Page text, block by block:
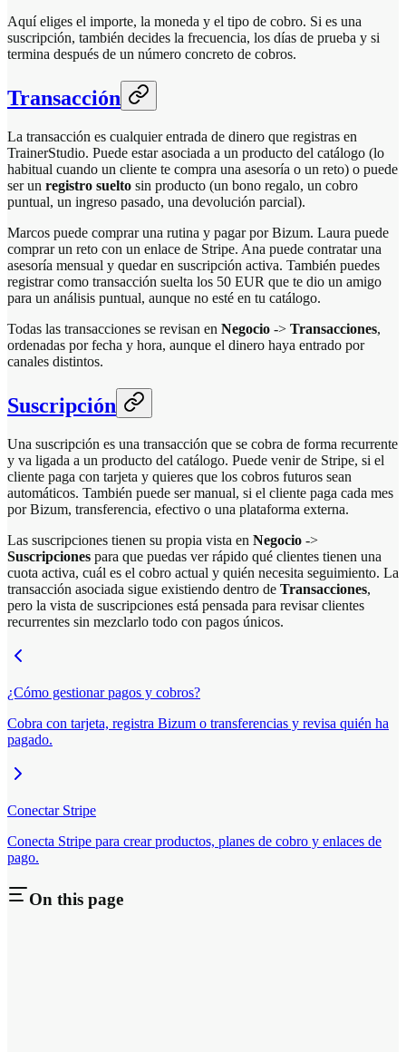
Aquí eliges el importe, la moneda y el tipo de cobro. Si es una
suscripción, también decides la frecuencia, los días de prueba y si
termina después de un número concreto de cobros.
Transacción
La transacción es cualquier entrada de dinero que registras en
TrainerStudio. Puede estar asociada a un producto del catálogo (lo
habitual cuando un cliente te compra una asesoría o un reto) o puede
ser un registro suelto sin producto (un bono regalo, un cobro
puntual, un ingreso pasado, una devolución parcial).
Marcos puede comprar una rutina y pagar por Bizum. Laura puede
comprar un reto con un enlace de Stripe. Ana puede contratar una
asesoría mensual y quedar en suscripción activa. También puedes
registrar como transacción suelta los 50 EUR que te dio un amigo
para un análisis puntual, aunque no esté en tu catálogo.
Todas las transacciones se revisan en Negocio -> Transacciones,
ordenadas por fecha y hora, aunque el dinero haya entrado por
canales distintos.
Suscripción
Una suscripción es una transacción que se cobra de forma recurrente
y va ligada a un producto del catálogo. Puede venir de Stripe, si el
cliente paga con tarjeta y quieres que los cobros futuros sean
automáticos. También puede ser manual, si el cliente paga cada mes
por Bizum, transferencia, efectivo o una plataforma externa.
Las suscripciones tienen su propia vista en Negocio ->
Suscripciones para que puedas ver rápido qué clientes tienen una
cuota activa, cuál es el cobro actual y quién necesita seguimiento. La
transacción asociada sigue existiendo dentro de Transacciones,
pero la vista de suscripciones está pensada para revisar clientes
recurrentes sin mezclarlo todo con pagos únicos.
¿Cómo gestionar pagos y cobros?
Cobra con tarjeta, registra Bizum o transferencias y revisa quién ha
pagado.
Conectar Stripe
Conecta Stripe para crear productos, planes de cobro y enlaces de
pago.
On this page